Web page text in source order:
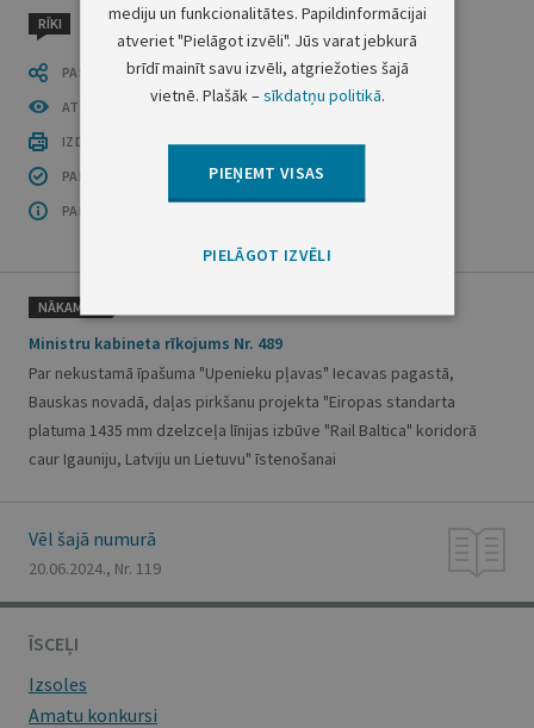
RĪKI
PASTĀSTI CITIEM
ATVĒRT PUBLIKĀCIJU (PDF)
IZDRUKĀT PUBLIKĀCIJU
PAR INFORMĀCIJAS DROŠĪBU
PAR ŠO GRUPU
NĀKAMAIS
Ministru kabineta rīkojums Nr. 489
Par nekustamā īpašuma "Upenieku pļavas" Iecavas pagastā,
Bauskas novadā, daļas pirkšanu projekta "Eiropas standarta
platuma 1435 mm dzelzceļa līnijas izbūve "Rail Baltica" koridorā
caur Igauniju, Latviju un Lietuvu" īstenošanai
Vēl šajā numurā
20.06.2024., Nr. 119
ĪSCEĻI
Izsoles
Amatu konkursi
mediju un funkcionalitātes. Papildinformācijai
atveriet "Pielāgot izvēli". Jūs varat jebkurā
brīdī mainīt savu izvēli, atgriežoties šajā
vietnē. Plašāk –sīkdatņu politikā.
PIEŅEMT VISAS
PIELĀGOT IZVĒLI